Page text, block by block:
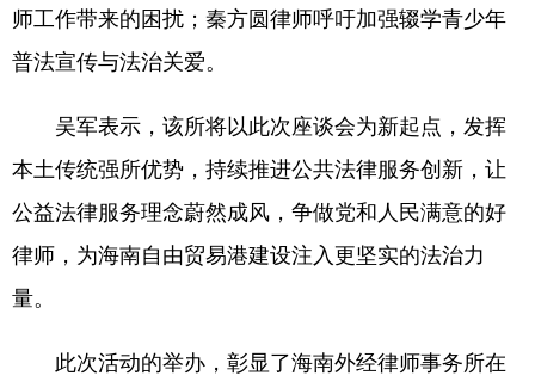
师工作带来的困扰；秦方圆律师呼吁加强辍学青少年
普法宣传与法治关爱。
吴军表示，该所将以此次座谈会为新起点，发挥
本土传统强所优势，持续推进公共法律服务创新，让
公益法律服务理念蔚然成风，争做党和人民满意的好
律师，为海南自由贸易港建设注入更坚实的法治力
量。
此次活动的举办，彰显了海南外经律师事务所在